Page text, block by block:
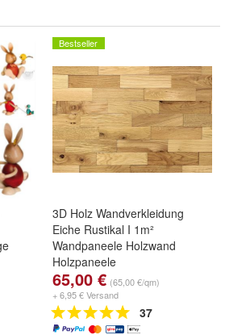
Bestseller
3D Holz Wandverkleidung
Eiche Rustikal I 1m²
Wandpaneele Holzwand
Holzpaneele
Moderne Wanddekoration
Holzverkleidung Holzwand
Wohnzimmer Küche
Schlafzimmer
65,00 € (65,00 €/qm)
+ 6,95 € Versand
37